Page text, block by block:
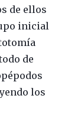
de ellos
inicial
de
los